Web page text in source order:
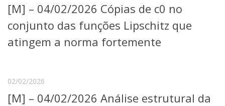
Linhas de Pesquisa
Centros, Núcleos e Projetos em Rede
Pós-doutorado
Transferência de Tecnologia
Artes, Cultura e Esportes
[M] – 04/02/2026 Cópias de c0 no
conjunto das funções Lipschitz que
atingem a norma fortemente
02/02/2026
[M] – 04/02/2026 Análise estrutural da